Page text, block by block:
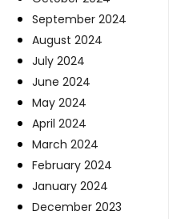
September 2024
August 2024
July 2024
June 2024
May 2024
April 2024
March 2024
February 2024
January 2024
December 2023